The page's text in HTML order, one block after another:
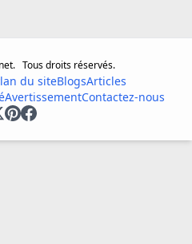
Tous droits réservés.
du siteBlogsArticles
AvertissementContactez-nous